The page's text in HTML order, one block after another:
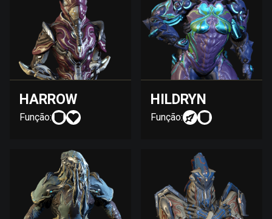
HARROW
Função:
HILDRYN
Função: